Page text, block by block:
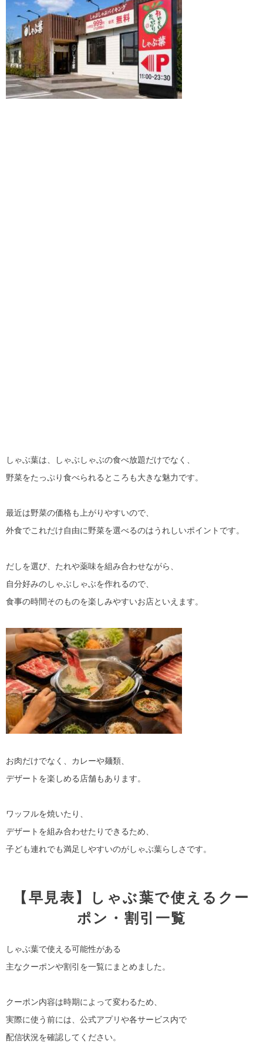
しゃぶ葉は、しゃぶしゃぶの食べ放題だけでなく、
野菜をたっぷり食べられるところも大きな魅力です。
最近は野菜の価格も上がりやすいので、
外食でこれだけ自由に野菜を選べるのはうれしいポイントです。
だしを選び、たれや薬味を組み合わせながら、
自分好みのしゃぶしゃぶを作れるので、
食事の時間そのものを楽しみやすいお店といえます。
お肉だけでなく、カレーや麺類、
デザートを楽しめる店舗もあります。
ワッフルを焼いたり、
デザートを組み合わせたりできるため、
子ども連れでも満足しやすいのがしゃぶ葉らしさです。
【早見表】しゃぶ葉で使えるクー
ポン・割引一覧
しゃぶ葉で使える可能性がある
主なクーポンや割引を一覧にまとめました。
クーポン内容は時期によって変わるため、
実際に使う前には、公式アプリや各サービス内で
配信状況を確認してください。